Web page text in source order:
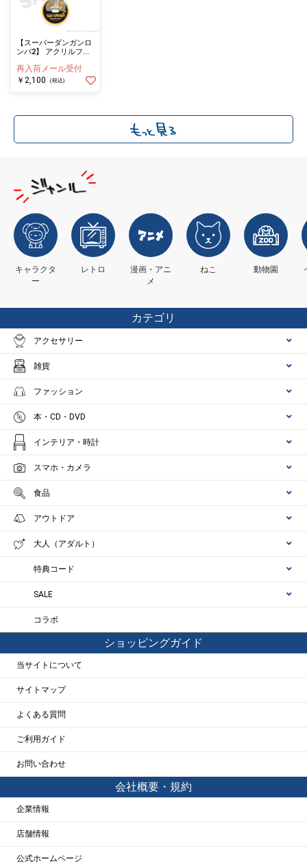
【スーパーダンガンロ
ンパ2】 アクリルフィ
和一
再入荷メール受付
￥2,100
(税込)
キャラクタ
ー
レトロ
漫画・アニ
メ
ねこ 動物園
カテゴリ
アクセサリー
雑貨
ファッション
本・CD・DVD
インテリア・時計
スマホ・カメラ
食品
アウトドア
大人（アダルト）
特典コード
SALE
コラボ
ショッピングガイド
当サイトについて
サイトマップ
よくある質問
ご利用ガイド
お問い合わせ
会社概要・規約
企業情報
店舗情報
公式ホームページ